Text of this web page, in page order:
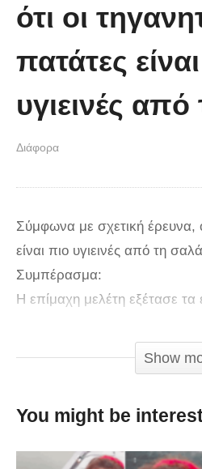
άτυχη μέρα στη
ότι οι
πατάτες
υγιεινές
Διάφορα
Σύμφωνα με σχετική έρευνα,
είναι πιο υγιεινές από τη
Συμπέρασμα:
Η επίμαχη μελέτη εξέτασε
εξατομικευμένα
μελέτη αναφέρεται ότι
αίμα, δε γίνεται πουθενά
Show
You might be